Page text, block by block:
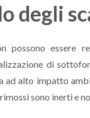
degli
essere
di
alto impatto
sono inerti e